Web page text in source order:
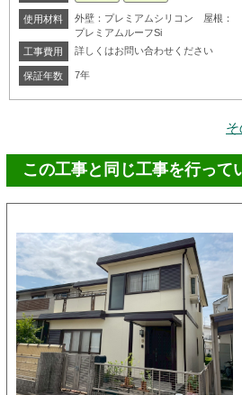
使用材料
外壁：プレミアムシリコン 屋根：
プレミアムルーフSi
工事費用
詳しくはお問い合わせください
保証年数 7年
この工事と同じ工事を行って